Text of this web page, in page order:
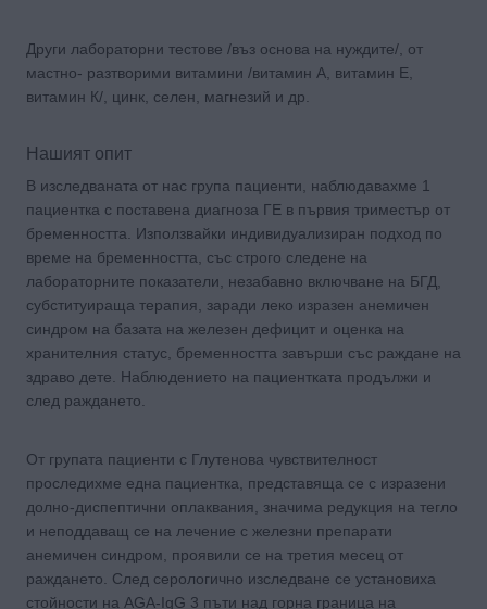
Други лабораторни тестове /въз основа на нуждите/, от
мастно- разтворими витамини /витамин А, витамин Е,
витамин К/, цинк, селен, магнезий и др.
Нашият опит
В изследваната от нас група пациенти, наблюдавахме 1
пациентка с поставена диагноза ГЕ в първия триместър от
бременността. Използвайки индивидуализиран подход по
време на бременността, със строго следене на
лабораторните показатели, незабавно включване на БГД,
субституираща терапия, заради леко изразен анемичен
синдром на базата на железен дефицит и оценка на
хранителния статус, бременността завърши със раждане на
здраво дете. Наблюдението на пациентката продължи и
след раждането.
От групата пациенти с Глутенова чувствителност
проследихме една пациентка, представяща се с изразени
долно-диспептични оплаквания, значима редукция на тегло
и неподдаващ се на лечение с железни препарати
анемичен синдром, проявили се на третия месец от
раждането. След серологично изследване се установиха
стойности на AGA-IgG 3 пъти над горна граница на